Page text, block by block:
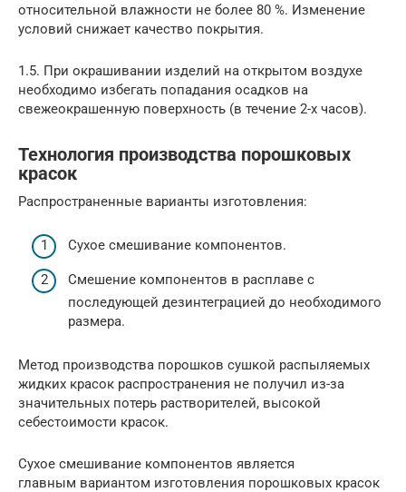
относительной влажности не более 80 %. Изменение
условий снижает качество покрытия.
1.5. При окрашивании изделий на открытом воздухе
необходимо избегать попадания осадков на
свежеокрашенную поверхность (в течение 2-х часов).
Технология производства порошковых
красок
Распространенные варианты изготовления:
Сухое смешивание компонентов.
Смешение компонентов в расплаве с
последующей дезинтеграцией до необходимого
размера.
Метод производства порошков сушкой распыляемых
жидких красок распространения не получил из-за
значительных потерь растворителей, высокой
себестоимости красок.
Сухое смешивание компонентов является
главным вариантом изготовления порошковых красок